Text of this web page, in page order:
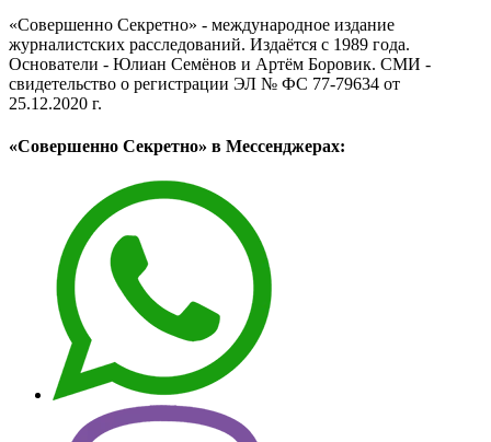
«Совершенно Секретно» - международное издание
журналистских расследований. Издаётся с 1989 года.
Основатели - Юлиан Семёнов и Артём Боровик. CМИ -
свидетельство о регистрации ЭЛ № ФС 77-79634 от
25.12.2020 г.
«Совершенно Секретно» в Мессенджерах: